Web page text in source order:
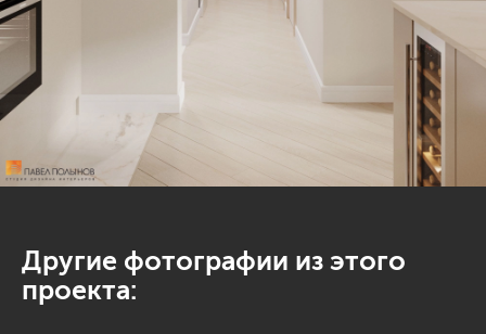
Другие фотографии из этого
проекта: